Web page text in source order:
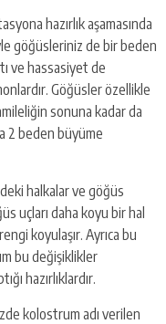
hazırlık aşamasında
göğüsleriniz de bir beden
ve hassasiyet de
Göğüsler özellikle
sonuna kadar da
2 beden büyüme
halkalar ve göğüs
uçları daha koyu bir hal
koyulaşır. Ayrıca bu
bu değişiklikler
hazırlıklardır.
kolostrum adı verilen